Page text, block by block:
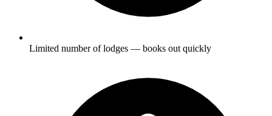
Limited number of lodges — books out quickly